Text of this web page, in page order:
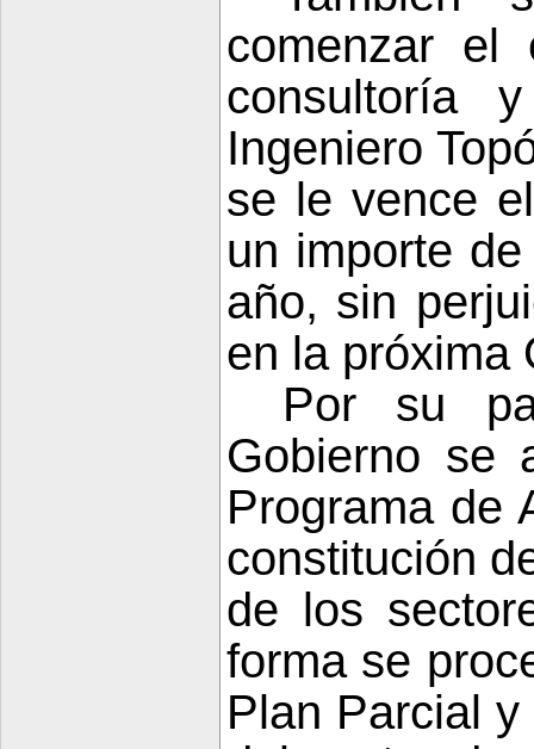
comenzar el
consultoría
Ingeniero
se le vence
un importe
año, sin
en la próxima
Por su
Gobierno se
Programa de
constitución
de los
forma se
Plan Parcial